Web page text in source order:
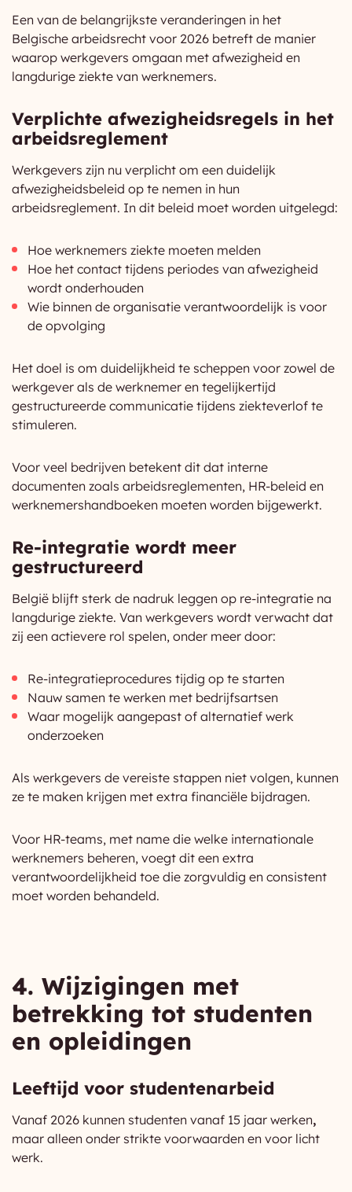
Een van de belangrijkste veranderingen in het
Belgische arbeidsrecht voor 2026 betreft de manier
waarop werkgevers omgaan met afwezigheid en
langdurige ziekte van werknemers.
Verplichte afwezigheidsregels in het
arbeidsreglement
Werkgevers zijn nu verplicht om een duidelijk
afwezigheidsbeleid op te nemen in hun
arbeidsreglement. In dit beleid moet worden uitgelegd:
Hoe werknemers ziekte moeten melden
Hoe het contact tijdens periodes van afwezigheid
wordt onderhouden
Wie binnen de organisatie verantwoordelijk is voor
de opvolging
Het doel is om duidelijkheid te scheppen voor zowel de
werkgever als de werknemer en tegelijkertijd
gestructureerde communicatie tijdens ziekteverlof te
stimuleren.
Voor veel bedrijven betekent dit dat interne
documenten zoals arbeidsreglementen, HR-beleid en
werknemershandboeken moeten worden bijgewerkt.
Re-integratie wordt meer
gestructureerd
België blijft sterk de nadruk leggen op re-integratie na
langdurige ziekte. Van werkgevers wordt verwacht dat
zij een actievere rol spelen, onder meer door:
Re-integratieprocedures tijdig op te starten
Nauw samen te werken met bedrijfsartsen
Waar mogelijk aangepast of alternatief werk
onderzoeken
Als werkgevers de vereiste stappen niet volgen, kunnen
ze te maken krijgen met extra financiële bijdragen.
Voor HR-teams, met name die welke internationale
werknemers beheren, voegt dit een extra
verantwoordelijkheid toe die zorgvuldig en consistent
moet worden behandeld.
4. Wijzigingen met
betrekking tot studenten
en opleidingen
Leeftijd voor studentenarbeid
Vanaf 2026 kunnen studenten vanaf 15 jaar werken,
maar alleen onder strikte voorwaarden en voor licht
werk.